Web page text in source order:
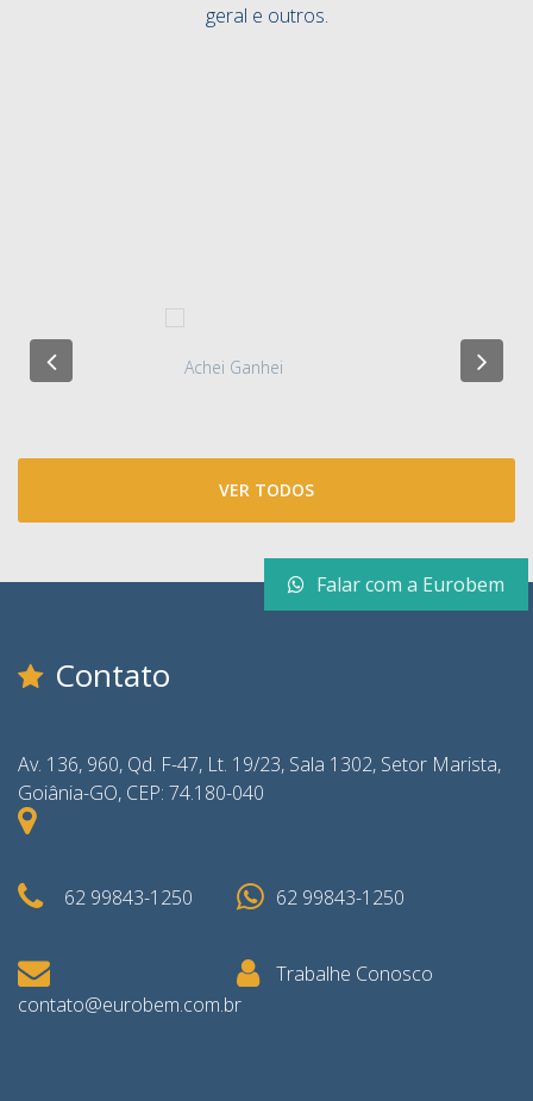
geral e outros.
VER TODOS
Contato
Av. 136, 960, Qd. F-47, Lt. 19/23, Sala 1302, Setor Marista,
Goiânia-GO, CEP: 74.180-040
62 99843-1250 62 99843-1250
contato@eurobem.com.br
Trabalhe Conosco
Falar com a Eurobem